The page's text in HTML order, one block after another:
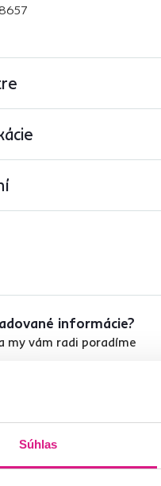
Súhlas
informácie?
my vám radi poradíme